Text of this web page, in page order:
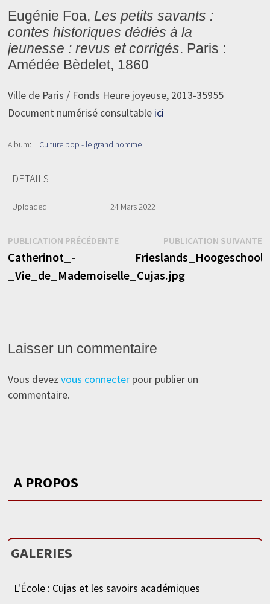
Eugénie Foa, Les petits savants :
contes historiques dédiés à la
jeunesse : revus et corrigés. Paris :
Amédée Bèdelet, 1860
Ville de Paris / Fonds Heure joyeuse, 2013-35955
Document numérisé consultable ici
Album: Culture pop - le grand homme
DETAILS
Uploaded 24 Mars 2022
Navigation
de
l’article
PUBLICATION PRÉCÉDENTEPublication
précédente :
Catherinot_-
_Vie_de_Mademoiselle_Cujas.jpg
PUBLICATION SUIVANTE
Laisser un commentaire
Vous devez vous connecterpour publier un
commentaire.
A PROPOS
GALERIES
L'École : Cujas et les savoirs académiques